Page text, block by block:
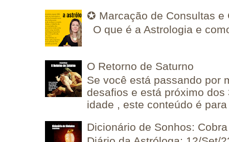
✪ Marcação de Consultas e
O que é a Astrologia e
O Retorno de Saturno
Se você está passando por
desafios e está próximo
idade , este conteúdo é
Dicionário de Sonhos: Cobra